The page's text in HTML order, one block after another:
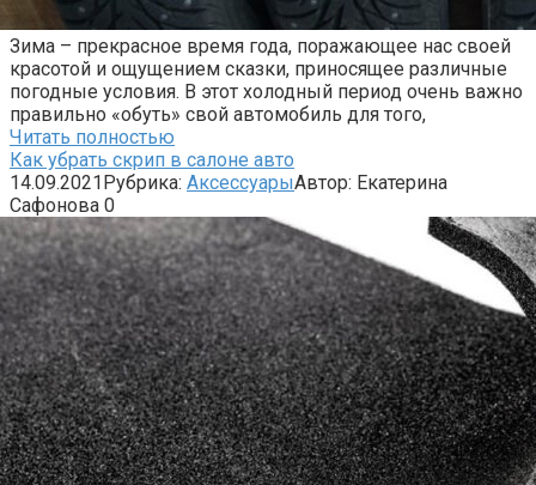
Зима – прекрасное время года, поражающее нас своей
красотой и ощущением сказки, приносящее различные
погодные условия. В этот холодный период очень важно
правильно «обуть» свой автомобиль для того,
Читать полностью
Как убрать скрип в салоне авто
14.09.2021Рубрика: АксессуарыАвтор: Екатерина
Сафонова 0